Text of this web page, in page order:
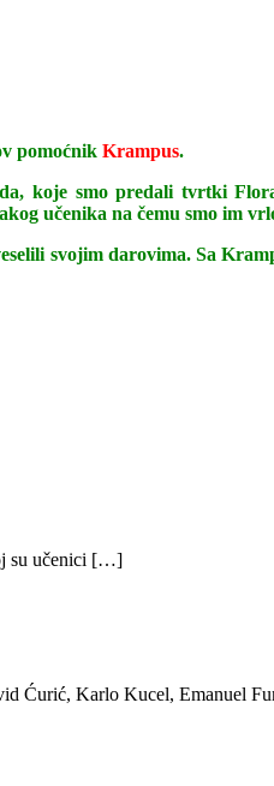
pomoćnik Krampus.
koje smo predali tvrtki
učenika na čemu smo im
svojim darovima. Sa
su učenici […]
Ćurić, Karlo Kucel, Emanuel